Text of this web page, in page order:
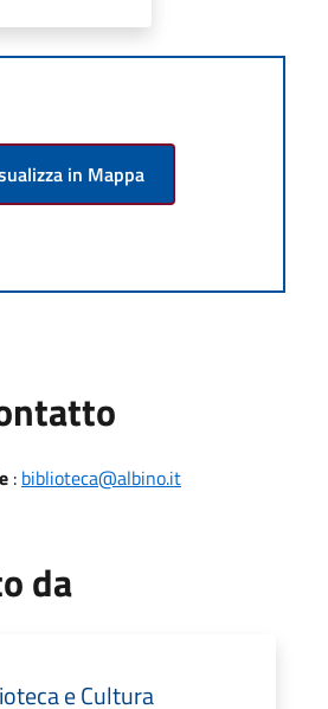
in Mappa
: biblioteca@albino.it
da
e Cultura